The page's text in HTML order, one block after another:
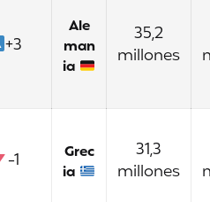
+3
Ale
man
ia
35,2
millones
-1
Grec
ia
31,3
millones